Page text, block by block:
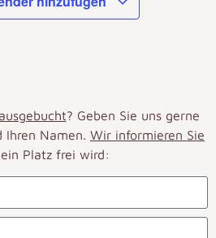
? Geben Sie uns gerne
Ihren Namen. Wir informieren Sie
Platz frei wird: